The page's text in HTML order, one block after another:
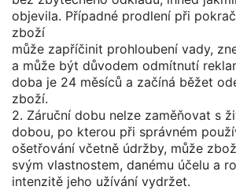
objevila. Případné prodlení při
zboží
může zapříčinit prohloubení vady,
a může být důvodem odmítnutí
doba je 24 měsíců a začíná běžet
zboží.
2. Záruční dobu nelze zaměňovat s
dobou, po kterou při správném
ošetřování včetně údržby, může
svým vlastnostem, danému účelu a
intenzitě jeho užívání vydržet.